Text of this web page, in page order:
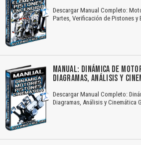
Descargar Manual Completo:
Partes, Verificación de Pistones y
MANUAL: DINÁMICA DE
DIAGRAMAS, ANÁLISIS Y
Descargar Manual Completo:
Diagramas, Análisis y Cinemática